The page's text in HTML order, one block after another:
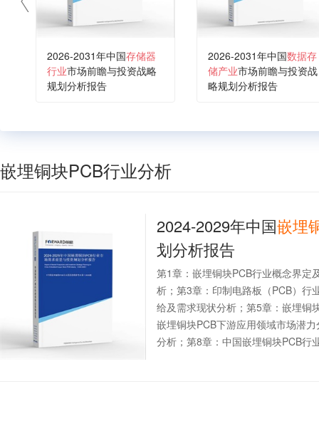
2026-2031年中国存储器
行业市场前瞻与投资战略
规划分析报告
2026-2031年中国数据存
储产业市场前瞻与投资战
略规划分析报告
嵌埋铜块PCB行业分析
2024-2029年中国嵌埋
划分析报告
第1章：嵌埋铜块PCB行业概念界定
析；第3章：印制电路板（PCB）行
给及需求现状分析；第5章：嵌埋铜
嵌埋铜块PCB下游应用领域市场潜
分析；第8章：中国嵌埋铜块PCB行